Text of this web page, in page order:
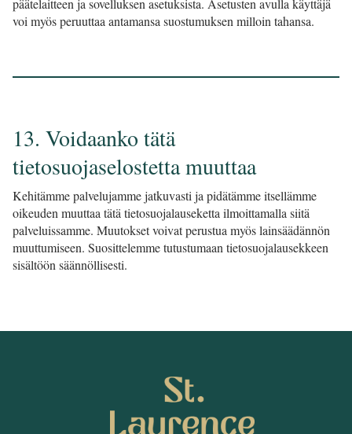
päätelaitteen ja sovelluksen asetuksista. Asetusten avulla käyttäjä
voi myös peruuttaa antamansa suostumuksen milloin tahansa.
13. Voidaanko tätä
tietosuojaselostetta muuttaa
Kehitämme palvelujamme jatkuvasti ja pidätämme itsellämme
oikeuden muuttaa tätä tietosuojalauseketta ilmoittamalla siitä
palveluissamme. Muutokset voivat perustua myös lainsäädännön
muuttumiseen. Suosittelemme tutustumaan tietosuojalausekkeen
sisältöön säännöllisesti.